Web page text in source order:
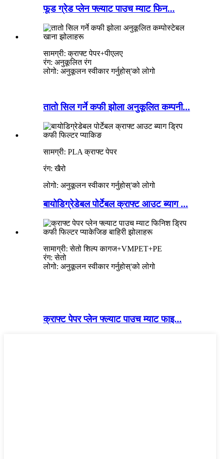
फूड ग्रेड प्लेन फ्ल्याट पाउच म्याट फिन...
सामग्री: क्राफ्ट पेपर+पीएलए
रंग: अनुकूलित रंग
लोगो: अनुकूलन स्वीकार गर्नुहोस्'को लोगो
तातो सिल गर्ने कफी झोला अनुकूलित कम्पनी...
सामग्री: PLA क्राफ्ट पेपर
रंग: खैरो
लोगो: अनुकूलन स्वीकार गर्नुहोस्'को लोगो
बायोडिग्रेडेबल पोर्टेबल क्राफ्ट आउट ब्याग ...
सामाग्री: सेतो शिल्प कागज+VMPET+PE
रंग: सेतो
लोगो: अनुकूलन स्वीकार गर्नुहोस्'को लोगो
क्राफ्ट पेपर प्लेन फ्ल्याट पाउच म्याट फाइ...